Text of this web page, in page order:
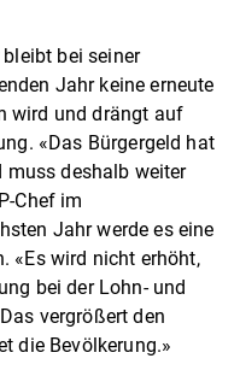
bei seiner
Jahr keine erneute
wird und drängt auf
«Das Bürgergeld hat
muss deshalb weiter
Chef im
Jahr werde es eine
«Es wird nicht erhöht,
bei der Lohn- und
vergrößert den
die Bevölkerung.»